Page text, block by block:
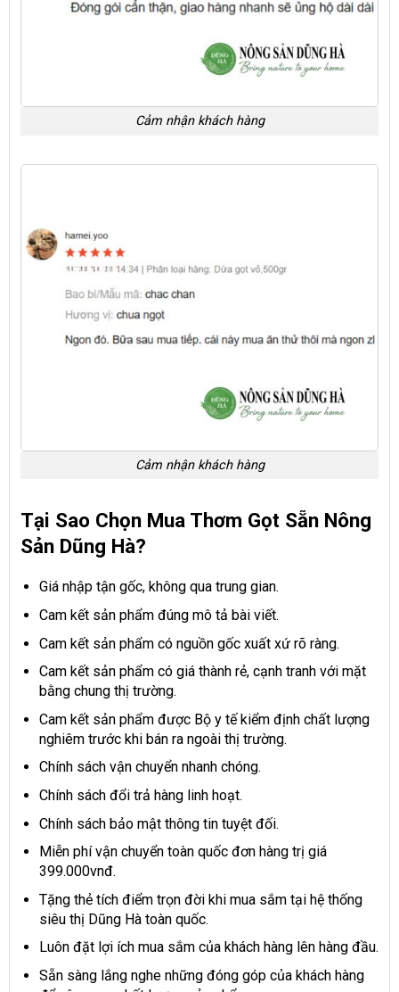
Cảm nhận khách hàng
Cảm nhận khách hàng
Tại Sao Chọn Mua Thơm Gọt Sẵn Nông
Sản Dũng Hà?
Giá nhập tận gốc, không qua trung gian.
Cam kết sản phẩm đúng mô tả bài viết.
Cam kết sản phẩm có nguồn gốc xuất xứ rõ ràng.
Cam kết sản phẩm có giá thành rẻ, cạnh tranh với mặt
bằng chung thị trường.
Cam kết sản phẩm được Bộ y tế kiểm định chất lượng
nghiêm trước khi bán ra ngoài thị trường.
Chính sách vận chuyển nhanh chóng.
Chính sách đổi trả hàng linh hoạt.
Chính sách bảo mật thông tin tuyệt đối.
Miễn phí vận chuyển toàn quốc đơn hàng trị giá
399.000vnđ.
Tặng thẻ tích điểm trọn đời khi mua sắm tại hệ thống
siêu thị Dũng Hà toàn quốc.
Luôn đặt lợi ích mua sắm của khách hàng lên hàng đầu.
Sẵn sàng lắng nghe những đóng góp của khách hàng